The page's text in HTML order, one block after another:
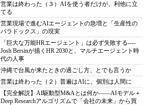
営業は終わった（３）AIを使う者だけが、利他に立
てる
営業現場で進むAIエージェントの急増と「生産性の
パラドックス」の現実
「巨大な万能HRエージェント」は必ず失敗する----
Josh Bersinが描くHR 2030と、マルチエージェント時
代の人事
沖縄で台風が来たときの過ごし方、とでも言うか
営業は終わった（２）普遍はAIに、個別は人間に
【完全解説】AI駆動型M&Aとは何か――AIモデル＋
Deep Researchアルゴリズムで「会社の未来」から買